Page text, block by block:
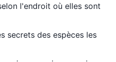
l'endroit où elles sont
secrets des espèces les